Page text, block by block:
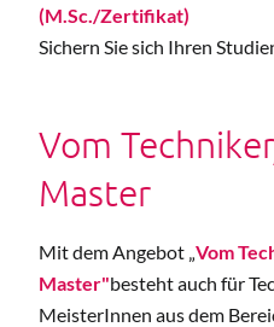
(M.Sc./Zertifikat)
Sichern Sie sich Ihren
Vom
Master
Mit dem Angebot „ Vom
Master"besteht auch für
MeisterInnen aus dem